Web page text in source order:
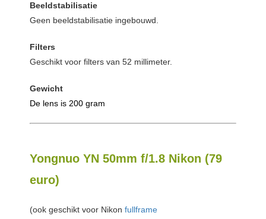
Beeldstabilisatie
Geen beeldstabilisatie ingebouwd.
Filters
Geschikt voor filters van 52 millimeter.
Gewicht
De lens is 200 gram
Yongnuo YN 50mm f/1.8 Nikon (79
euro)
(ook geschikt voor Nikon fullframe